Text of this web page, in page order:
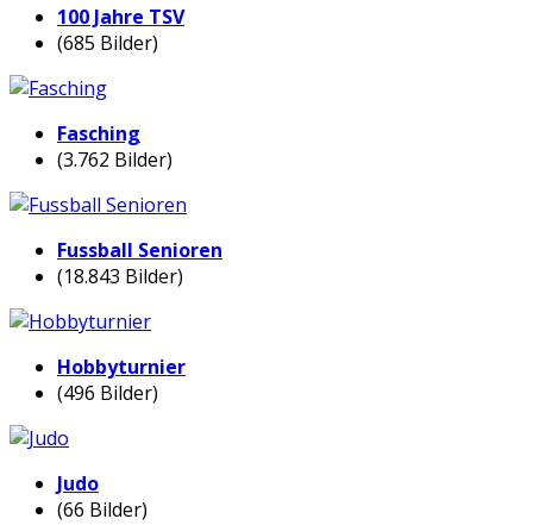
100 Jahre TSV
(685 Bilder)
Fasching
(3.762 Bilder)
Fussball Senioren
(18.843 Bilder)
Hobbyturnier
(496 Bilder)
Judo
(66 Bilder)